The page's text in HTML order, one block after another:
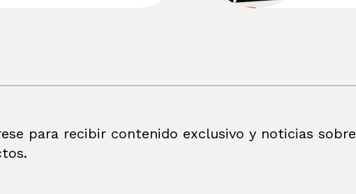
para recibir contenido exclusivo y noticias sobre